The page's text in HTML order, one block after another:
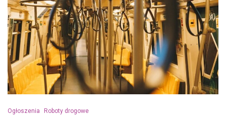
Ogłoszenia Roboty drogowe